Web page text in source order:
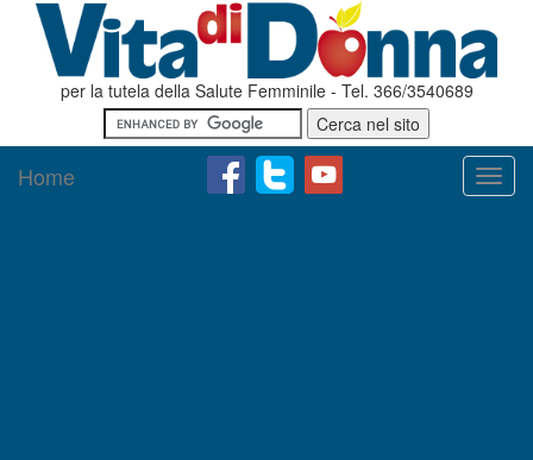
per la tutela della Salute Femminile - Tel. 366/3540689
Home